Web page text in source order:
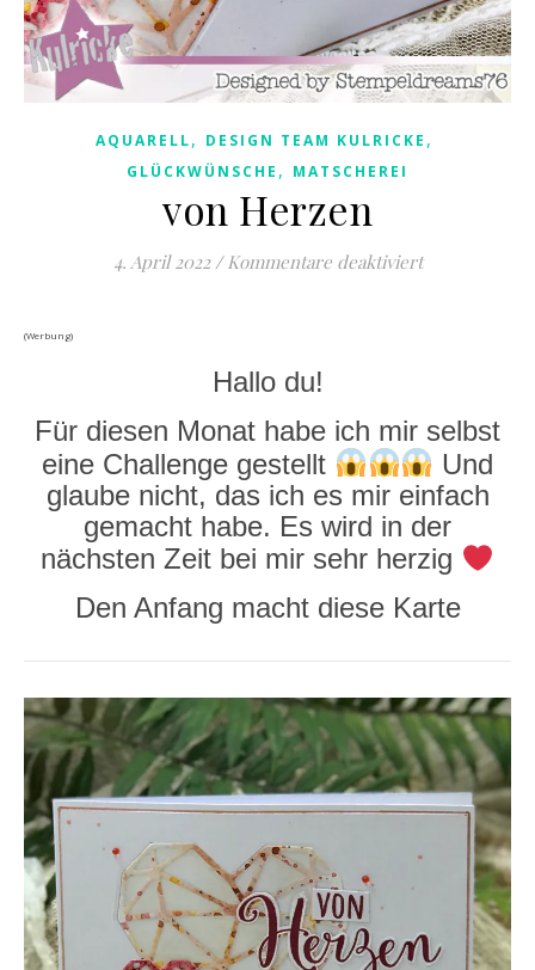
AQUARELL, DESIGN TEAM KULRICKE ,
GLÜCKWÜNSCHE , MATSCHEREI
von Herzen
4. April 2022 / Kommentare deaktiviertfür von
(Werbung)
Hallo du!
Für diesen Monat habe ich mir selbst
eine Challenge gestellt
Und
glaube nicht, das ich es mir einfach
gemacht habe. Es wird in der
nächsten Zeit bei mir sehr herzig
Den Anfang macht diese Karte